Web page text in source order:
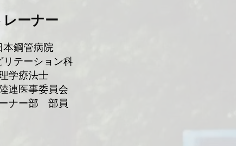
レーナー
本鋼管病院
リテーション科
学療法士
連医事委員会
ーナー部 部員